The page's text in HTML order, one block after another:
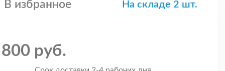
В избранное На складе 2 шт.
руб.